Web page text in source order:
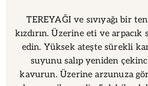
TEREYAĞI ve sıvıyağı bir
kızdırın. Üzerine eti ve arpacık
edin. Yüksek ateşte sürekli
suyunu salıp yeniden
kavurun. Üzerine arzunuza